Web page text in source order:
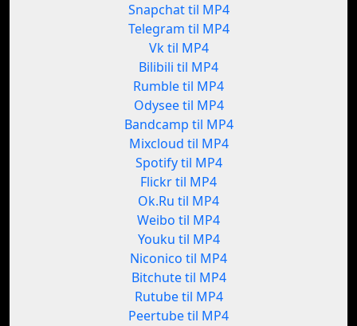
Snapchat til MP4
Telegram til MP4
Vk til MP4
Bilibili til MP4
Rumble til MP4
Odysee til MP4
Bandcamp til MP4
Mixcloud til MP4
Spotify til MP4
Flickr til MP4
Ok.Ru til MP4
Weibo til MP4
Youku til MP4
Niconico til MP4
Bitchute til MP4
Rutube til MP4
Peertube til MP4